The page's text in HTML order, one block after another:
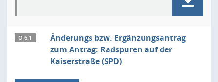
Ö 6.1
Änderungs bzw. Ergänzungsantrag
zum Antrag: Radspuren auf der
Kaiserstraße (SPD)